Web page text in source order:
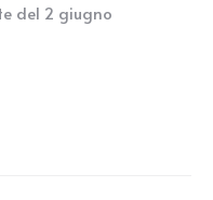
del 2 giugno